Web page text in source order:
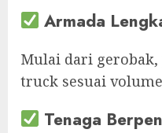
Armada
Mulai dari
truck sesuai
Tenaga